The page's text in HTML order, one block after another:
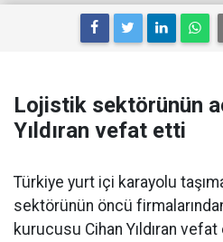
Lojistik sektörünün
Yıldıran vefat etti
Türkiye yurt içi karayolu
sektörünün öncü
kurucusu Cihan Yıldıran